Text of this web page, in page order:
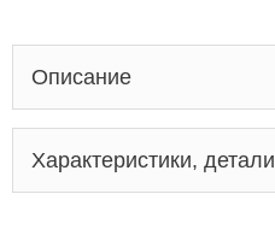
Описание
Характеристики, детали